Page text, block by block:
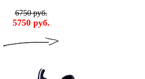
6750 руб.
5750 руб.